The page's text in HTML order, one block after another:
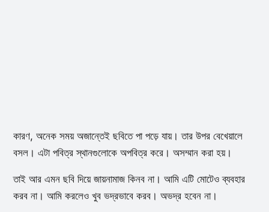
কারণ, অনেক সময় অজান্তেই ছবিতে পা পড়ে যায়। তার উপর বেখেয়ালে
বসল। এটা পবিত্র স্থানগুলোকে অপবিত্র করে। অসম্মান করা হয়।
তাই আর এমন ছবি দিয়ে জায়নামাজ কিনব না। আমি এটি মোটেও ব্যবহার
করব না। আমি করলেও খুব ভদ্রভাবে করব। অভদ্র হবেন না।